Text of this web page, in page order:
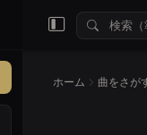
ホーム 曲をさが